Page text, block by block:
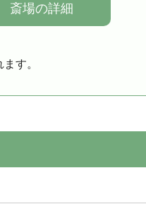
斎場の詳細
す。